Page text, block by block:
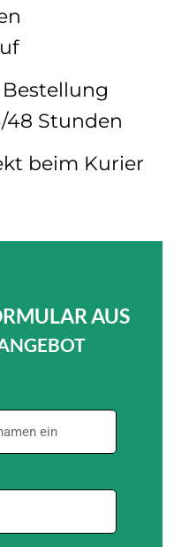
48 Stunden
beim Kurier
AUS